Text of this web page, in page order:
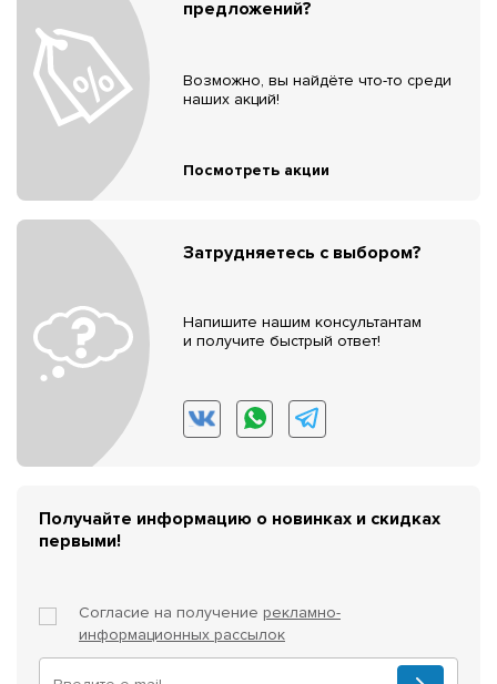
предложений?
Возможно, вы найдёте что-то среди
наших акций!
Посмотреть акции
Затрудняетесь с выбором?
Напишите нашим консультантам
и получите быстрый ответ!
Получайте информацию о новинках и скидках
первыми!
Согласие на получение рекламно-
информационных рассылок